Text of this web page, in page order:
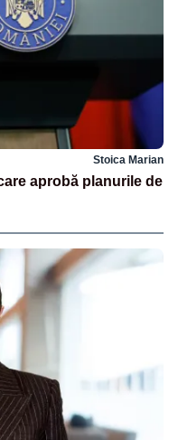
Stoica Marian
aprobă planurile de